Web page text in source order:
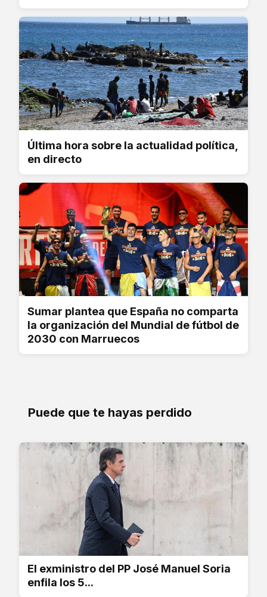
Última hora sobre la actualidad política,
en directo
Sumar plantea que España no comparta
la organización del Mundial de fútbol de
2030 con Marruecos
Puede que te hayas perdido
El exministro del PP José Manuel Soria
enfila los 5...